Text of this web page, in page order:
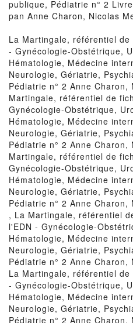
publique, Pédiatrie n° 2
pan Anne Charon, Nicolas
La Martingale, référentiel
- Gynécologie-Obstétrique,
Hématologie, Médecine
Neurologie, Gériatrie,
Pédiatrie n° 2 Anne Charon,
Martingale, référentiel de
Gynécologie-Obstétrique,
Hématologie, Médecine
Neurologie, Gériatrie,
Pédiatrie n° 2 Anne Charon,
Martingale, référentiel de
Gynécologie-Obstétrique,
Hématologie, Médecine
Neurologie, Gériatrie,
Pédiatrie n° 2 Anne
, La Martingale, référentiel
l'EDN - Gynécologie-
Hématologie, Médecine
Neurologie, Gériatrie,
Pédiatrie n° 2 Anne Charon,
La Martingale, référentiel
- Gynécologie-Obstétrique,
Hématologie, Médecine
Neurologie, Gériatrie,
Pédiatrie n° 2 Anne Charon,